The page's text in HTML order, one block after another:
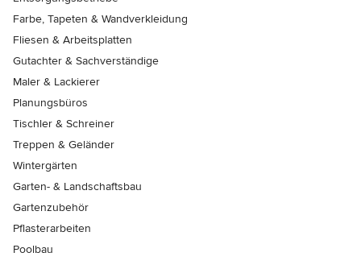
Farbe, Tapeten & Wandverkleidung
Fliesen & Arbeitsplatten
Gutachter & Sachverständige
Maler & Lackierer
Planungsbüros
Tischler & Schreiner
Treppen & Geländer
Wintergärten
Garten- & Landschaftsbau
Gartenzubehör
Pflasterarbeiten
Poolbau